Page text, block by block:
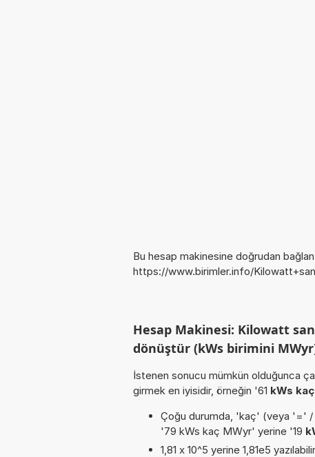
Bu hesap makinesine doğrudan
https://www.birimler.info/
Hesap Makinesi: Kilowatt
dönüştür (kWs birimini
İstenen sonucu mümkün olduğunca
girmek en iyisidir, örneğin '61 kWs
Çoğu durumda, 'kaç' (veya '=' /
'79 kWs kaç MWyr' yerine '19
1,81 x 10^5 yerine 1,81e5